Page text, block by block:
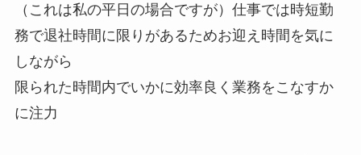
（これは私の平日の場合ですが）仕事では時短勤
務で退社時間に限りがあるためお迎え時間を気に
しながら
限られた時間内でいかに効率良く業務をこなすか
に注力